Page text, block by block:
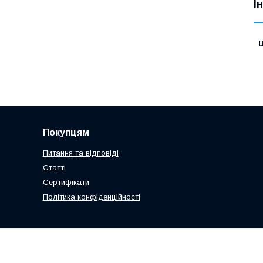
Покупцям
Питання та відповіді
Статті
Сертифікати
Політика конфіденційності